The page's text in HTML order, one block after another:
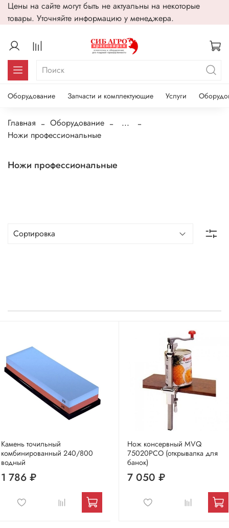
Цены на сайте могут быть не актуальны на некоторые
товары. Уточняйте информацию у менеджера.
Оборудование Запчасти и комплектующие Услуги
Главная Оборудование
...
Ножи профессиональные
Ножи профессиональные
Камень точильный
комбинированный 240/800
водный
1 786 ₽
Нож консервный MVQ
75020PCO (открывалка для
банок)
7 050 ₽